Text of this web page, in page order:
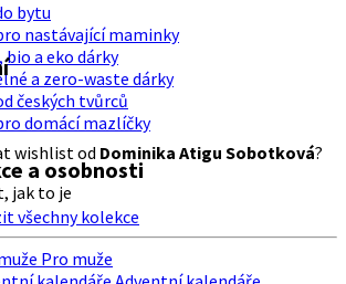
bytu
nastávající maminky
bio a eko dárky
a zero-waste dárky
českých tvůrců
domácí mazlíčky
a osobnosti
všechny kolekce
Pro muže
wishlist od Dominika Atigu Sobotková?
jak to je